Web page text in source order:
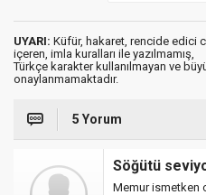
UYARI: Küfür, hakaret, rencide edici
içeren, imla kuralları ile yazılmamış,
Türkçe karakter kullanılmayan ve
onaylanmamaktadır.
5 Yorum
Söğütü
Memur ismetken